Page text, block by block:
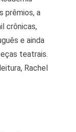
prêmios, a
crônicas,
e ainda
teatrais.
Rachel